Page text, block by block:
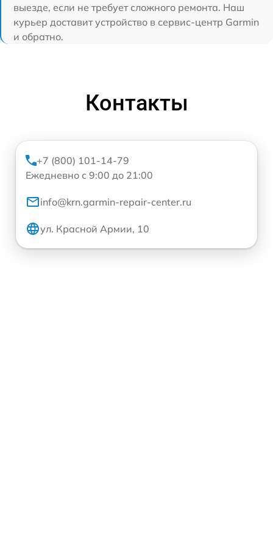
выезде, если не требует сложного ремонта. Наш
курьер доставит устройство в сервис-центр Garmin
и обратно.
Контакты
+7 (800) 101-14-79
Ежедневно с 9:00 до 21:00
info@krn.garmin-repair-center.ru
ул. Красной Армии, 10